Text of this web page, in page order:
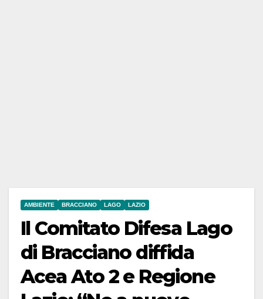
AMBIENTE BRACCIANO LAGO LAZIO
Il Comitato Difesa Lago
di Bracciano diffida
Acea Ato 2 e Regione